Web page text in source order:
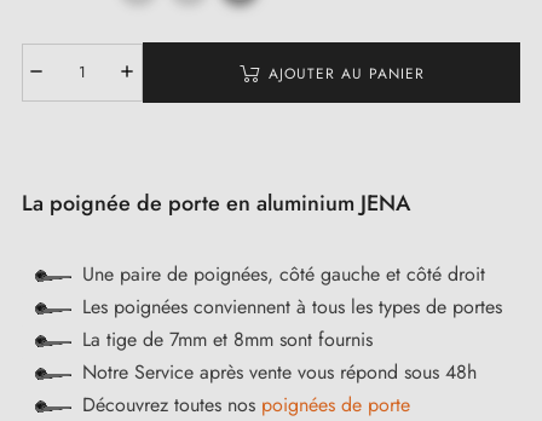
AJOUTER AU PANIER
La poignée de porte en aluminium JENA
Une paire de poignées, côté gauche et côté droit
Les poignées conviennent à tous les types de portes
La tige de 7mm et 8mm sont fournis
Notre Service après vente vous répond sous 48h
Découvrez toutes nos poignées de porte